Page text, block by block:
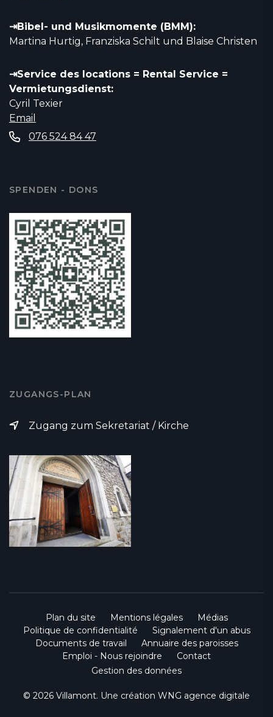
⇥Bibel- und Musikmomente (BMM):
Martina Hurtig, Franziska Schilt und Blaise Christen
⇥Service des locations = Rental Service =
Vermietungsdienst:
Cyril Texier
Email
076 524 84 47
SPENDEN - DONS
ZUGANGS-PLAN
Zugang zum Sekretariat / Kirche
Plan du site Mentions légales
Médias
Politique de confidentialité
Signalement d'un abus
Documents de travail
Annuaire des paroisses
Emploi - Nous rejoindre
Contact
Gestion des données
© 2026 Villamont. Une création WNG agence digitale